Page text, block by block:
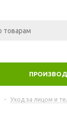
- Уход за лицом и